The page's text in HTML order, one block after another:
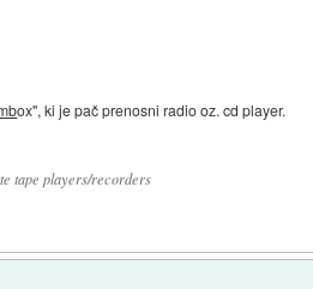
ox", ki je pač prenosni radio oz. cd player.
tape players/recorders